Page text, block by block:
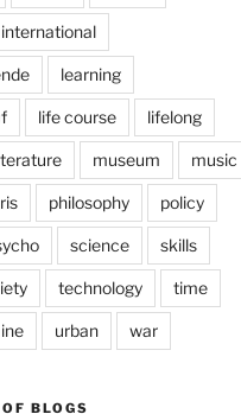
international
learning
life course lifelong
museum music
philosophy policy
science skills
technology time
urban war
BLOGS